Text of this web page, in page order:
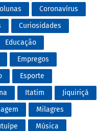
Coronavírus
Curiosidades
Educação
Empregos
Esporte
Itatim
Jiquiriçá
Milagres
Música